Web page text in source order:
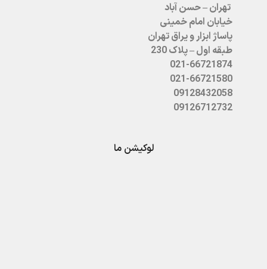
تهران – حسن آباد
خیابان امام خمینی
پاساژ ابزار و یراق تهران
طبقه اول – پلاک 230
021-66721874
021-66721580
09128432058
09126712732
لوکیشن ما